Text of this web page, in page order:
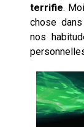
terrifie.
chose
nos